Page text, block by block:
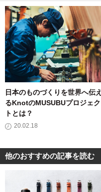
日本のものづくりを世界へ伝え
るKnotのMUSUBUプロジェク
トとは？
20.02.18
他のおすすめの記事を読む